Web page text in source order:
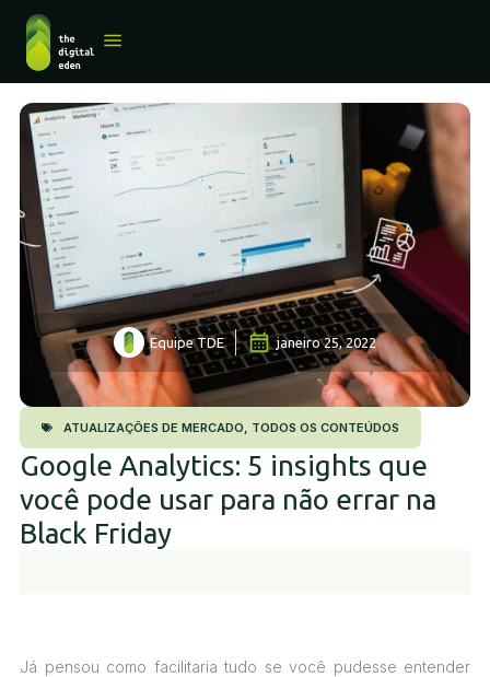
Equipe TDE janeiro 25, 2022
ATUALIZAÇÕES DE MERCADO, TODOS OS CONTEÚDOS
Google Analytics: 5 insights que
você pode usar para não errar na
Black Friday
Já pensou como facilitaria tudo se você pudesse entender